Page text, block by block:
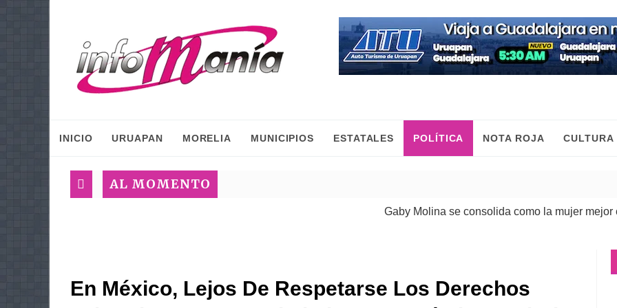
INICIO URUAPAN MORELIA MUNICIPIOS ESTATALES POLÍTICA NOTA ROJA CULTURA
AL MOMENTO
Gaby Molina se consolida como la mujer mejor
En México, Lejos De Respetarse Los Derechos